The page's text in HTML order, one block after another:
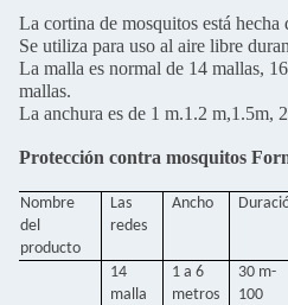
La cortina de mosquitos está hecha
Se utiliza para uso al aire libre
La malla es normal de 14 mallas,
mallas.
La anchura es de 1 m.1.2 m,1.5m,
Protección contra mosquitos
Nombre
del
producto
Las
redes
Ancho
14
malla
1 a 6
metros
30 m-
100